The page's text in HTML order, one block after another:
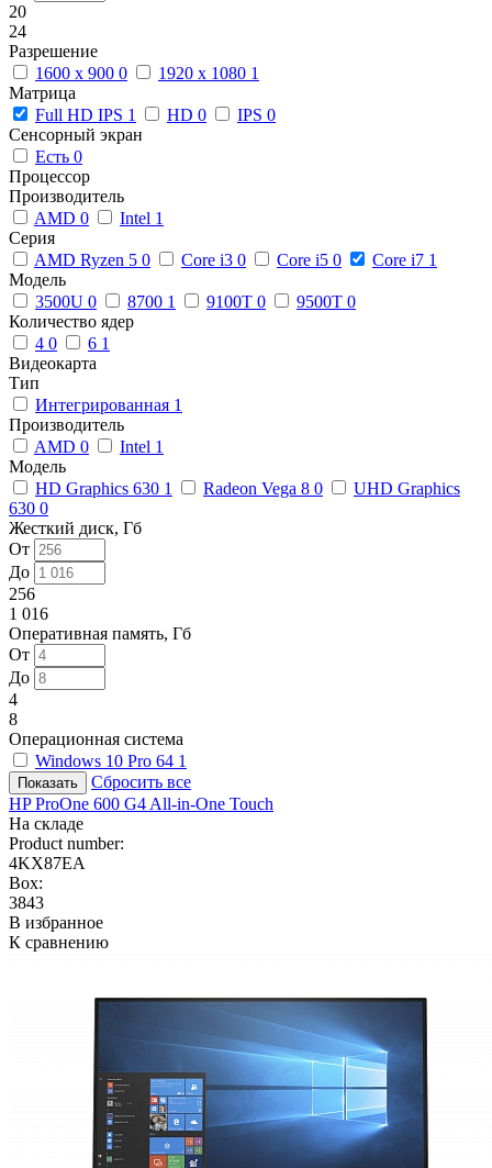
20
24
Разрешение
1600 x 900 0 1920 x 1080 1
Матрица
Full HD IPS 1 HD 0 IPS 0
Сенсорный экран
Есть 0
Процессор
Производитель
AMD 0 Intel 1
Серия
AMD Ryzen 5 0 Core i3 0 Core i5 0 Core i7 1
Модель
3500U 0 8700 1 9100T 0 9500T 0
Количество ядер
4 0 6 1
Видеокарта
Тип
Интегрированная 1
Производитель
AMD 0 Intel 1
Модель
HD Graphics 630 1 Radeon Vega 8 0
UHD Graphics
630 0
Жесткий диск, Гб
От
До
256
1 016
Оперативная память, Гб
От
До
4
8
Операционная система
Windows 10 Pro 64 1
Сбросить все
HP ProOne 600 G4 All-in-One Touch
На складе
Product number:
4KX87EA
Box:
3843
В избранное
К сравнению